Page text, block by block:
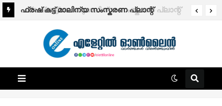
ഫ്രഷ് കട്ട് അറവുമാലിന്യ സംസ്കരണ പ്ലാന്റ്
പോരാട്ടത്തിന്റെയും ഇടപെടലുകളുടെയും
വിജയം – പി.കെ. ഫിറോസ് എം.എൽ‍.എ.
ഫ്രഷ് കട്ട് മാലിന്യ സംസ്കരണ പ്ലാന്റ്